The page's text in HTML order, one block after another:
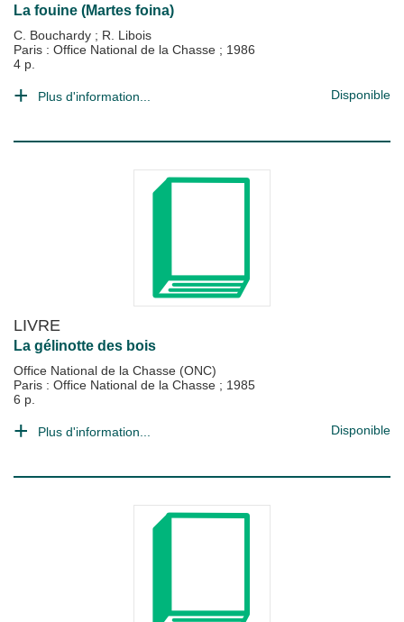
La fouine (Martes foina)
C. Bouchardy ; R. Libois
Paris : Office National de la Chasse ; 1986
4 p.
Plus d'information... Disponible
LIVRE
La gélinotte des bois
Office National de la Chasse (ONC)
Paris : Office National de la Chasse ; 1985
6 p.
Plus d'information... Disponible